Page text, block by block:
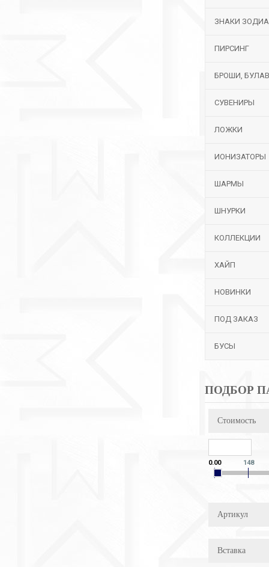
ЗНАКИ
ПИРСИНГ
БРОШИ,
СУВЕНИРЫ
ЛОЖКИ
ИОНИЗАТОРЫ
ШАРМЫ
ШНУРКИ
КОЛЛЕКЦИИ
ХАЙП
НОВИНКИ
ПОД ЗАКАЗ
БУСЫ
ПОДБОР
Стоимость
0.00 148
Артикул
Вставка